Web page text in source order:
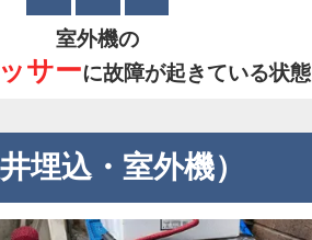
室外機の
サーに故障が起きている状態
埋込・室外機）